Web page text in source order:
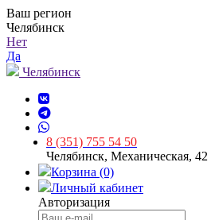
Ваш регион
Челябинск
Нет
Да
Челябинск
8 (351) 755 54 50
Челябинск, Механическая, 42
Корзина (0)
Личный кабинет
Авторизация